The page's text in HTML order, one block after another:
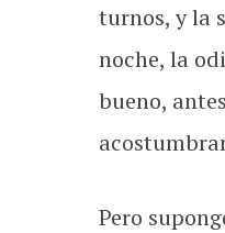
turnos, y la
noche, la
bueno,
Pero